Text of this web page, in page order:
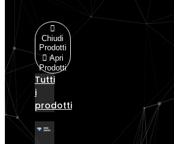
Chiudi
Prodotti
Apri
Prodotti
Tutti
i
prodotti